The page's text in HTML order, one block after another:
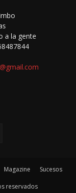
a la gente
Magazine Sucesos
reservados